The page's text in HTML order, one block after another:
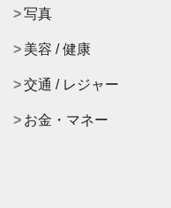
写真
美容 / 健康
交通 / レジャー
お金・マネー